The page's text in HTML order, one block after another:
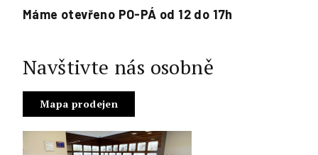
Máme otevřeno PO-PÁ od 12 do 17h
Navštivte nás osobně
Mapa prodejen